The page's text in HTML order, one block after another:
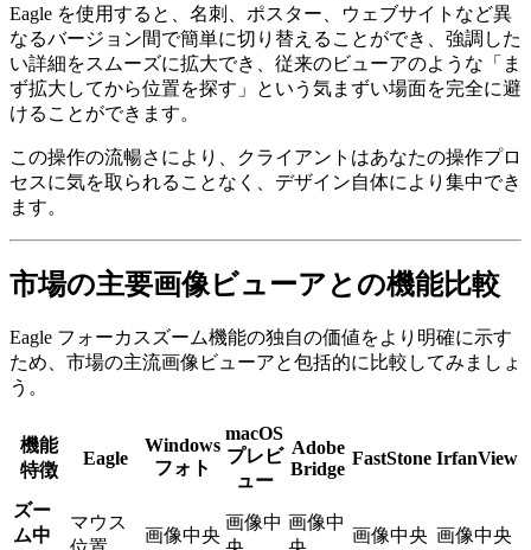
Eagle を使用すると、名刺、ポスター、ウェブサイトなど異
なるバージョン間で簡単に切り替えることができ、強調した
い詳細をスムーズに拡大でき、従来のビューアのような「ま
ず拡大してから位置を探す」という気まずい場面を完全に避
けることができます。
この操作の流暢さにより、クライアントはあなたの操作プロ
セスに気を取られることなく、デザイン自体により集中でき
ます。
市場の主要画像ビューアとの機能比較
Eagle フォーカスズーム機能の独自の価値をより明確に示す
ため、市場の主流画像ビューアと包括的に比較してみましょ
う。
機能
特徴
Eagle
Windows
フォト
macOS
プレビ
ュー
Adobe
Bridge
FastStone IrfanView
ズー
ム中
マウス
画像中央
画像中 画像中
画像中央 画像中央